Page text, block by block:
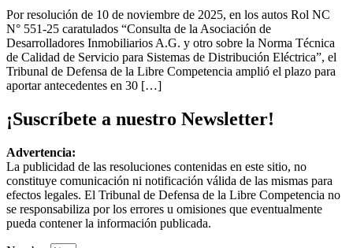
Por resolución de 10 de noviembre de 2025, en los autos Rol NC
N° 551-25 caratulados “Consulta de la Asociación de
Desarrolladores Inmobiliarios A.G. y otro sobre la Norma Técnica
de Calidad de Servicio para Sistemas de Distribución Eléctrica”, el
Tribunal de Defensa de la Libre Competencia amplió el plazo para
aportar antecedentes en 30 […]
¡Suscríbete a nuestro Newsletter!
Advertencia:
La publicidad de las resoluciones contenidas en este sitio, no
constituye comunicación ni notificación válida de las mismas para
efectos legales. El Tribunal de Defensa de la Libre Competencia no
se responsabiliza por los errores u omisiones que eventualmente
pueda contener la información publicada.